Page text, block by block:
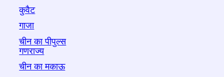
कुवैट
गाजा
चीन का पीपुल्स
गणराज्य
चीन का मकाऊ